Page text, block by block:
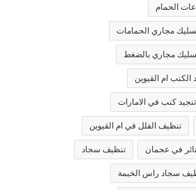
الحمام
مجاري الحمامات
مجاري بالضغط
الكنب ام القيوين
تنجيد كنب في الامارات
تنظيف الفلل في ام القيوين
في عجمان تنظيف سجاد
سجاد راس الخيمة